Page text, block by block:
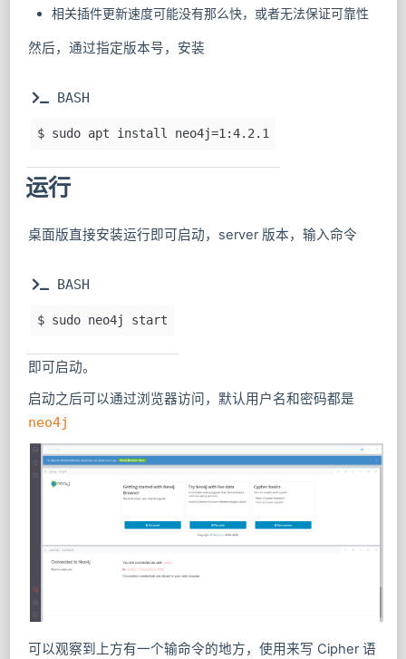
相关插件更新速度可能没有那么快，或者无法保证可靠性
然后，通过指定版本号，安装
BASH
$ sudo apt install neo4j=1:4.2.1
运行
桌面版直接安装运行即可启动，server 版本，输入命令
BASH
$ sudo neo4j start
即可启动。
启动之后可以通过浏览器访问，默认用户名和密码都是
neo4j
可以观察到上方有一个输命令的地方，使用来写 Cipher 语